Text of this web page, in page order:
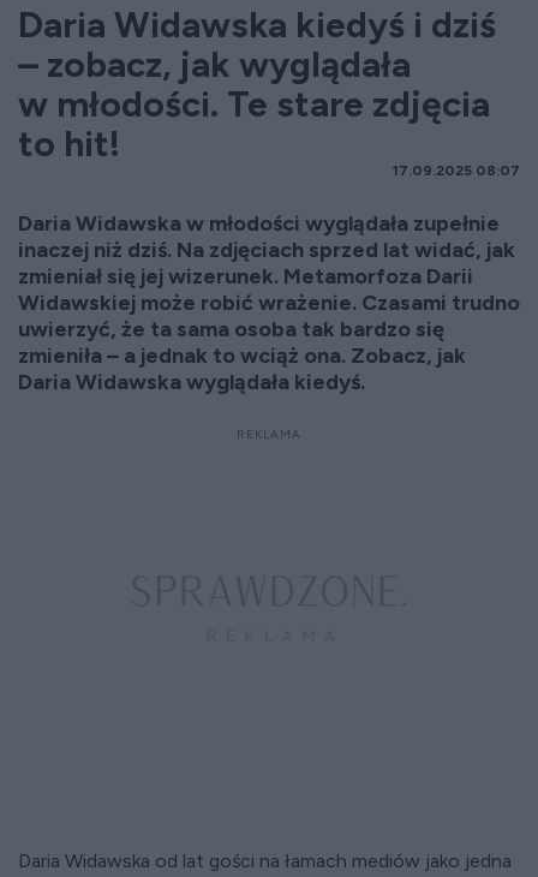
Daria Widawska kiedyś i dziś
– zobacz, jak wyglądała
w młodości. Te stare zdjęcia
to hit!
17.09.2025 08:07
Daria Widawska w młodości wyglądała zupełnie
inaczej niż dziś. Na zdjęciach sprzed lat widać, jak
zmieniał się jej wizerunek. Metamorfoza Darii
Widawskiej może robić wrażenie. Czasami trudno
uwierzyć, że ta sama osoba tak bardzo się
zmieniła – a jednak to wciąż ona. Zobacz, jak
Daria Widawska wyglądała kiedyś.
Daria Widawska od lat gości na łamach mediów jako jedna